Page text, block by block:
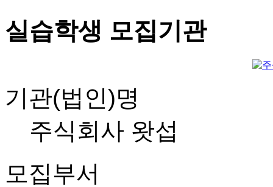
실습학생 모집기관
기관(법인)명
주식회사 왓섭
모집부서